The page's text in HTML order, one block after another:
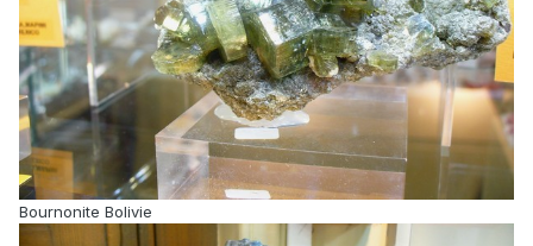
Bournonite Bolivie